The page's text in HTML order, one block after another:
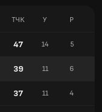
TЧК У Р
47 14 5
39 11 6
37 11 4